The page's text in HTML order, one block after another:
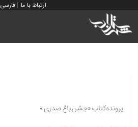
ارتباط با ما | فارسی
پرونده‌کتاب «جشن باغ صدری»